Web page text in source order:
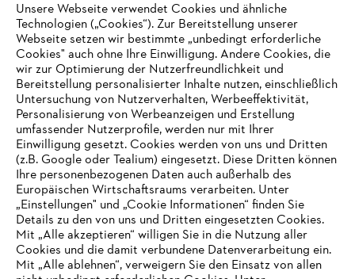
Digitale Lösungen
Informationen für Lieferanten
Produkte
Kontakt
Karriere
Hinweisgebersystem
Unsere Webseite verwendet Cookies und ähnliche
Technologien („Cookies“). Zur Bereitstellung unserer
Webseite setzen wir bestimmte „unbedingt erforderliche
Cookies" auch ohne Ihre Einwilligung. Andere Cookies, die
wir zur Optimierung der Nutzerfreundlichkeit und
Bereitstellung personalisierter Inhalte nutzen, einschließlich
Untersuchung von Nutzerverhalten, Werbeeffektivität,
Personalisierung von Werbeanzeigen und Erstellung
umfassender Nutzerprofile, werden nur mit Ihrer
Einwilligung gesetzt. Cookies werden von uns und Dritten
(z.B. Google oder Tealium) eingesetzt. Diese Dritten können
Ihre personenbezogenen Daten auch außerhalb des
Europäischen Wirtschaftsraums verarbeiten. Unter
„Einstellungen" und „Cookie Informationen“ finden Sie
Details zu den von uns und Dritten eingesetzten Cookies.
Mit „Alle akzeptieren“ willigen Sie in die Nutzung aller
Cookies und die damit verbundene Datenverarbeitung ein.
Mit „Alle ablehnen“, verweigern Sie den Einsatz von allen